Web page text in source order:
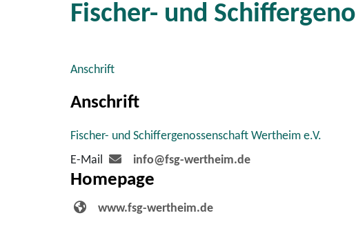
Fischer- und
Anschrift
Anschrift
Fischer- und Schiffergenossenschaft Wertheim e.V.
E-Mail
info@fsg-wertheim.de
Homepage
www.fsg-wertheim.de